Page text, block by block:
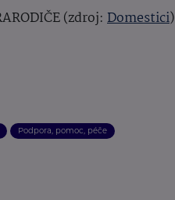
(zdroj: Domestici)
Podpora, pomoc, péče